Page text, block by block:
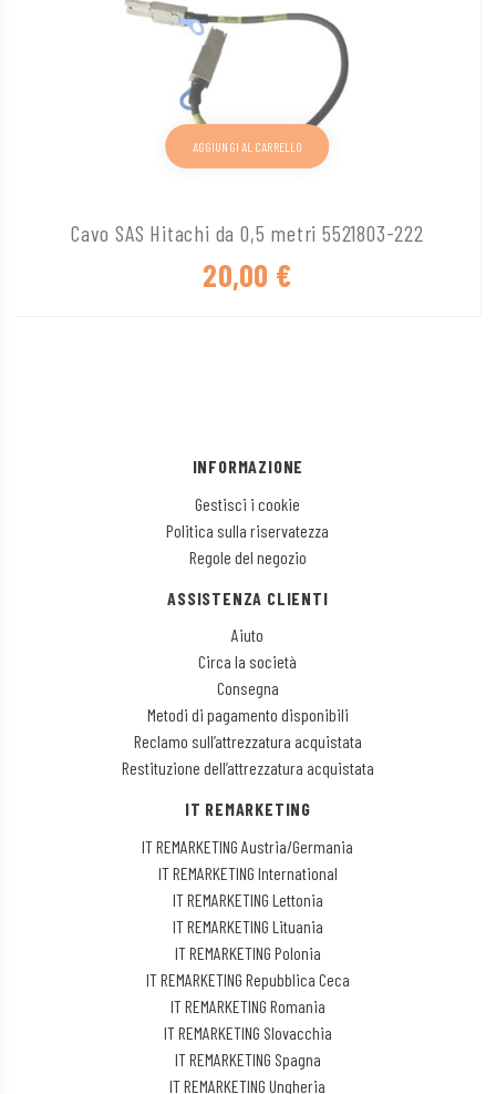
Cavo SAS Hitachi da 0,5 metri 5521803-222
20,00 €
AGGIUNGI AL CARRELLO
INFORMAZIONE
Gestisci i cookie
Politica sulla riservatezza
Regole del negozio
ASSISTENZA CLIENTI
Aiuto
Circa la società
Consegna
Metodi di pagamento disponibili
Reclamo sull’attrezzatura acquistata
Restituzione dell’attrezzatura acquistata
IT REMARKETING
IT REMARKETING Austria/Germania
IT REMARKETING International
IT REMARKETING Lettonia
IT REMARKETING Lituania
IT REMARKETING Polonia
IT REMARKETING Repubblica Ceca
IT REMARKETING Romania
IT REMARKETING Slovacchia
IT REMARKETING Spagna
IT REMARKETING Ungheria